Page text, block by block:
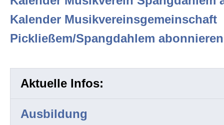
Kalender Musikvereinsgemeinschaft
Pickließem/Spangdahlem abonnieren
Aktuelle Infos:
Ausbildung